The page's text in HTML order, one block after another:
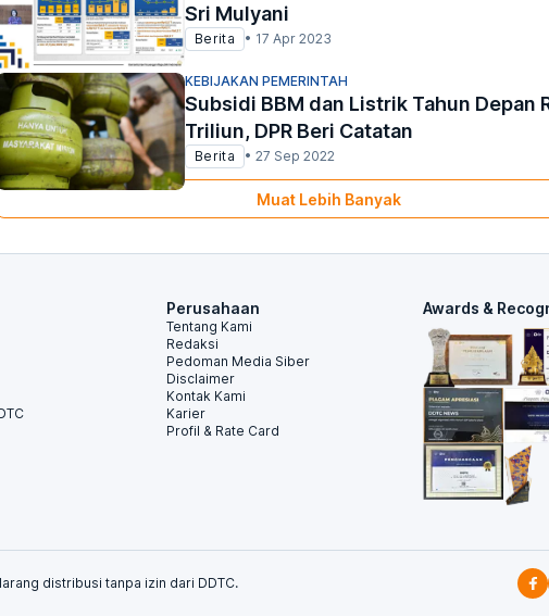
Sri Mulyani
Berita • 17 Apr 2023
KEBIJAKAN PEMERINTAH
Subsidi BBM dan Listrik Tahun Depan
Triliun, DPR Beri Catatan
Berita • 27 Sep 2022
Muat Lebih Banyak
Perusahaan
Tentang Kami
Redaksi
Pedoman Media Siber
Disclaimer
Kontak Kami
Karier
Profil & Rate Card
Awards &
distribusi tanpa izin dari DDTC.